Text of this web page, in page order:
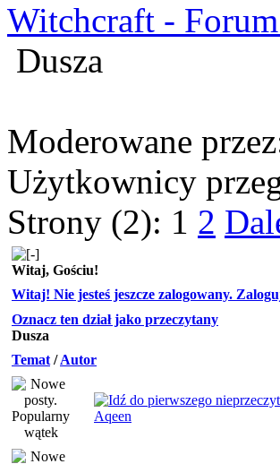
Witchcraft -
Dusza
Moderowane
Użytkownicy
Strony (2): 1 2
Witaj, Gościu!
Witaj! Nie jesteś jeszcze zalogowany.
Oznacz ten dział jako przeczytany
Dusza
Temat /Autor
Aqeen